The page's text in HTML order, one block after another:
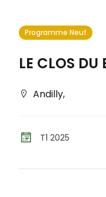
Programme Neuf
LE CLOS DU
Andilly,
T1 2025